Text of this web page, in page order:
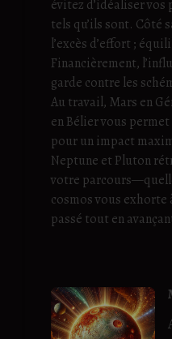
évitez d’idéaliser
tels qu’ils sont. Côté
l’excès d’effort ;
Financièrement,
garde contre les
Au travail, Mars en
en Bélier vous
pour un impact
Neptune et Pluton
votre
cosmos vous exhorte
passé tout en